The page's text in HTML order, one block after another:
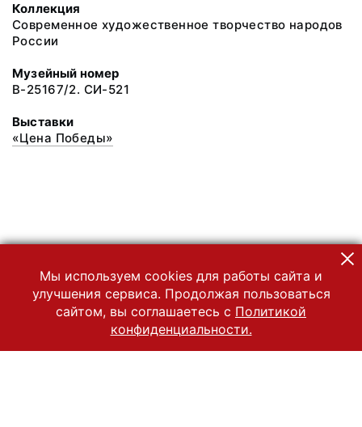
Коллекция
Современное художественное творчество народов
России
Музейный номер
В-25167/2. СИ-521
Выставки
«Цена Победы»
Мы используем cookies для работы сайта и
улучшения сервиса. Продолжая пользоваться
сайтом, вы соглашаетесь с Политикой
конфиденциальности.